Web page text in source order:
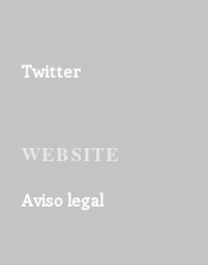
Twitter
WEBSITE
Aviso legal